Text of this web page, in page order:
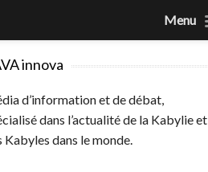
innova
d’information et de débat,
dans l’actualité de la Kabylie et
Kabyles dans le monde.
Menu